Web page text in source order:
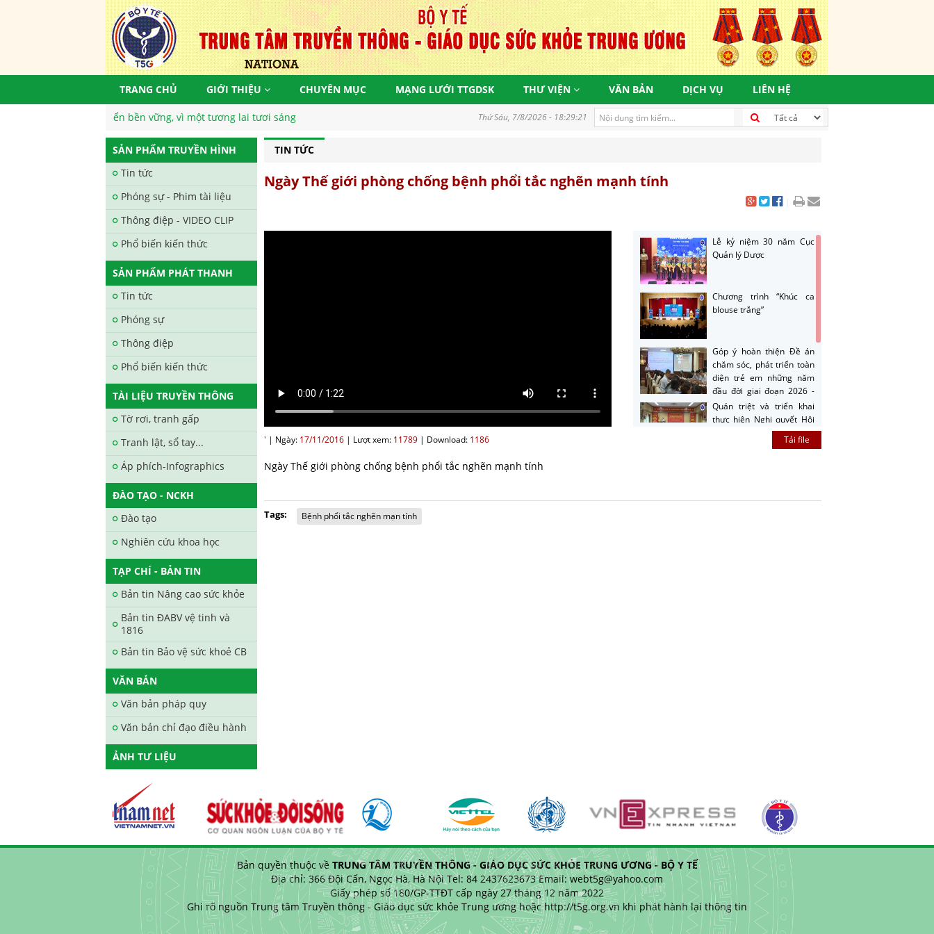
TRANG CHỦ GIỚI THIỆU CHUYÊN MỤC MẠNG LƯỚI TTGDSK THƯ VIỆN VĂN BẢN DỊCH VỤ LIÊN HỆ
mục tiêu phát triển bền vững, vì một tương lai tươi sáng Thứ Sáu, 7/8/2026 - 18:29:21
SẢN PHẨM TRUYỀN HÌNH
Tin tức
Phóng sự - Phim tài liệu
Thông điệp - VIDEO CLIP
Phổ biến kiến thức
SẢN PHẨM PHÁT THANH
Tin tức
Phóng sự
Thông điệp
Phổ biến kiến thức
TÀI LIỆU TRUYỀN THÔNG
Tờ rơi, tranh gấp
Tranh lật, sổ tay...
Áp phích-Infographics
ĐÀO TẠO - NCKH
Đào tạo
Nghiên cứu khoa học
TẠP CHÍ - BẢN TIN
Bản tin Nâng cao sức khỏe
Bản tin ĐABV vệ tinh và
1816
Bản tin Bảo vệ sức khoẻ CB
VĂN BẢN
Văn bản pháp quy
Văn bản chỉ đạo điều hành
ẢNH TƯ LIỆU
TIN TỨC
Ngày Thế giới phòng chống bệnh phổi tắc nghẽn mạnh tính
Lễ kỷ niệm 30 năm Cục
Quản lý Dược
Chương trình “Khúc ca
blouse trắng”
Góp ý hoàn thiện Đề án
chăm sóc, phát triển toàn
diện trẻ em những năm
đầu đời giai đoạn 2026 -
2030
Quán triệt và triển khai
thực hiện Nghị quyết Hội
nghị Trung ương Ba
gương sáng trong công
' | Ngày: 17/11/2016 | Lượt xem: 11789 | Download: 1186 Tải file
Ngày Thế giới phòng chống bệnh phổi tắc nghẽn mạnh tính
Tags: Bệnh phổi tắc nghẽn mạn tính
Bản quyền thuộc về TRUNG TÂM TRUYỀN THÔNG - GIÁO DỤC SỨC KHỎE TRUNG ƯƠNG - BỘ Y TẾ
Địa chỉ: 366 Đội Cấn, Ngọc Hà, Hà Nội Tel: 84 2437623673 Email: webt5g@yahoo.com
Giấy phép số 180/GP-TTĐT cấp ngày 27 tháng 12 năm 2022
Ghi rõ nguồn Trung tâm Truyền thông - Giáo dục sức khỏe Trung ương hoặc http://t5g.org.vn khi phát hành lại thông tin